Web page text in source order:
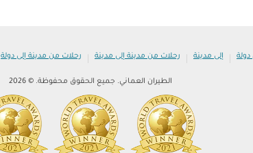
دولة | إلى مدينة | رحلات من مدينة إلى مدينة | رحلات من مدينة إلى دولة
الطيران العماني. جميع الحقوق محفوظة. © 2026